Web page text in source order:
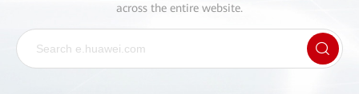
across the entire website.